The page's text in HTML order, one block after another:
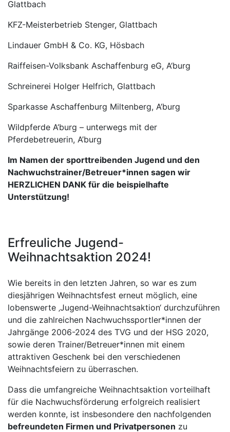
Glattbach
KFZ-Meisterbetrieb Stenger, Glattbach
Lindauer GmbH & Co. KG, Hösbach
Raiffeisen-Volksbank Aschaffenburg eG, A‘burg
Schreinerei Holger Helfrich, Glattbach
Sparkasse Aschaffenburg Miltenberg, A‘burg
Wildpferde A‘burg – unterwegs mit der
Pferdebetreuerin, A’burg
Im Namen der sporttreibenden Jugend und den
Nachwuchstrainer/Betreuer*innen sagen wir
HERZLICHEN DANK für die beispielhafte
Unterstützung!
Erfreuliche Jugend-
Weihnachtsaktion 2024!
Wie bereits in den letzten Jahren, so war es zum
diesjährigen Weihnachtsfest erneut möglich, eine
lobenswerte ‚Jugend-Weihnachtsaktion‘ durchzuführen
und die zahlreichen Nachwuchssportler*innen der
Jahrgänge 2006-2024 des TVG und der HSG 2020,
sowie deren Trainer/Betreuer*innen mit einem
attraktiven Geschenk bei den verschiedenen
Weihnachtsfeiern zu überraschen.
Dass die umfangreiche Weihnachtsaktion vorteilhaft
für die Nachwuchsförderung erfolgreich realisiert
werden konnte, ist insbesondere den nachfolgenden
befreundeten Firmen und Privatpersonen zu